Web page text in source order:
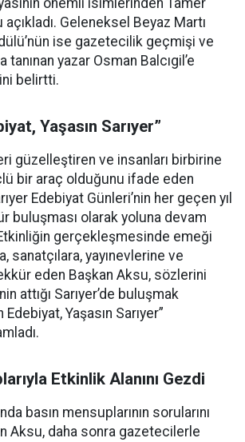
önemli isimlerinden Tamer
Geleneksel Beyaz Martı
ise gazetecilik geçmişi ve
tanınan yazar Osman Balcıgil’e
belirtti.
Yaşasın Sarıyer”
güzelleştiren ve insanları birbirine
bir araç olduğunu ifade eden
Edebiyat Günleri’nin her geçen yıl
buluşması olarak yoluna devam
gerçekleşmesinde emeği
sanatçılara, yayınevlerine ve
eden Başkan Aksu, sözlerini
attığı Sarıyer’de buluşmak
Yaşasın Sarıyer”
Etkinlik Alanını Gezdi
basın mensuplarının sorularını
Aksu, daha sonra gazetecilerle